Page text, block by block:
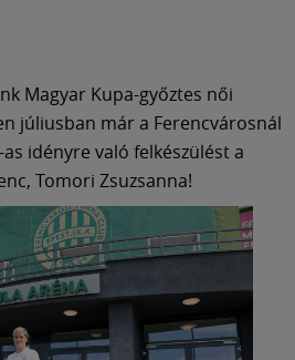
Magyar Kupa-győztes női
júliusban már a Ferencvárosnál
idényre való felkészülést a
Tomori Zsuzsanna!